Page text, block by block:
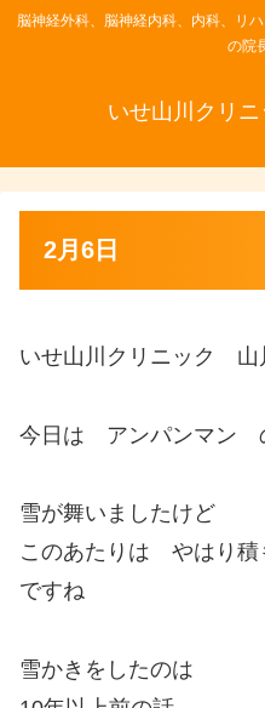
脳神経外科、脳神経内科、内科、リ
の院
いせ山川クリ
2月6日
いせ山川クリニック 山
今日は アンパンマン
雪が舞いましたけど
このあたりは やはり積
ですね
雪かきをしたのは